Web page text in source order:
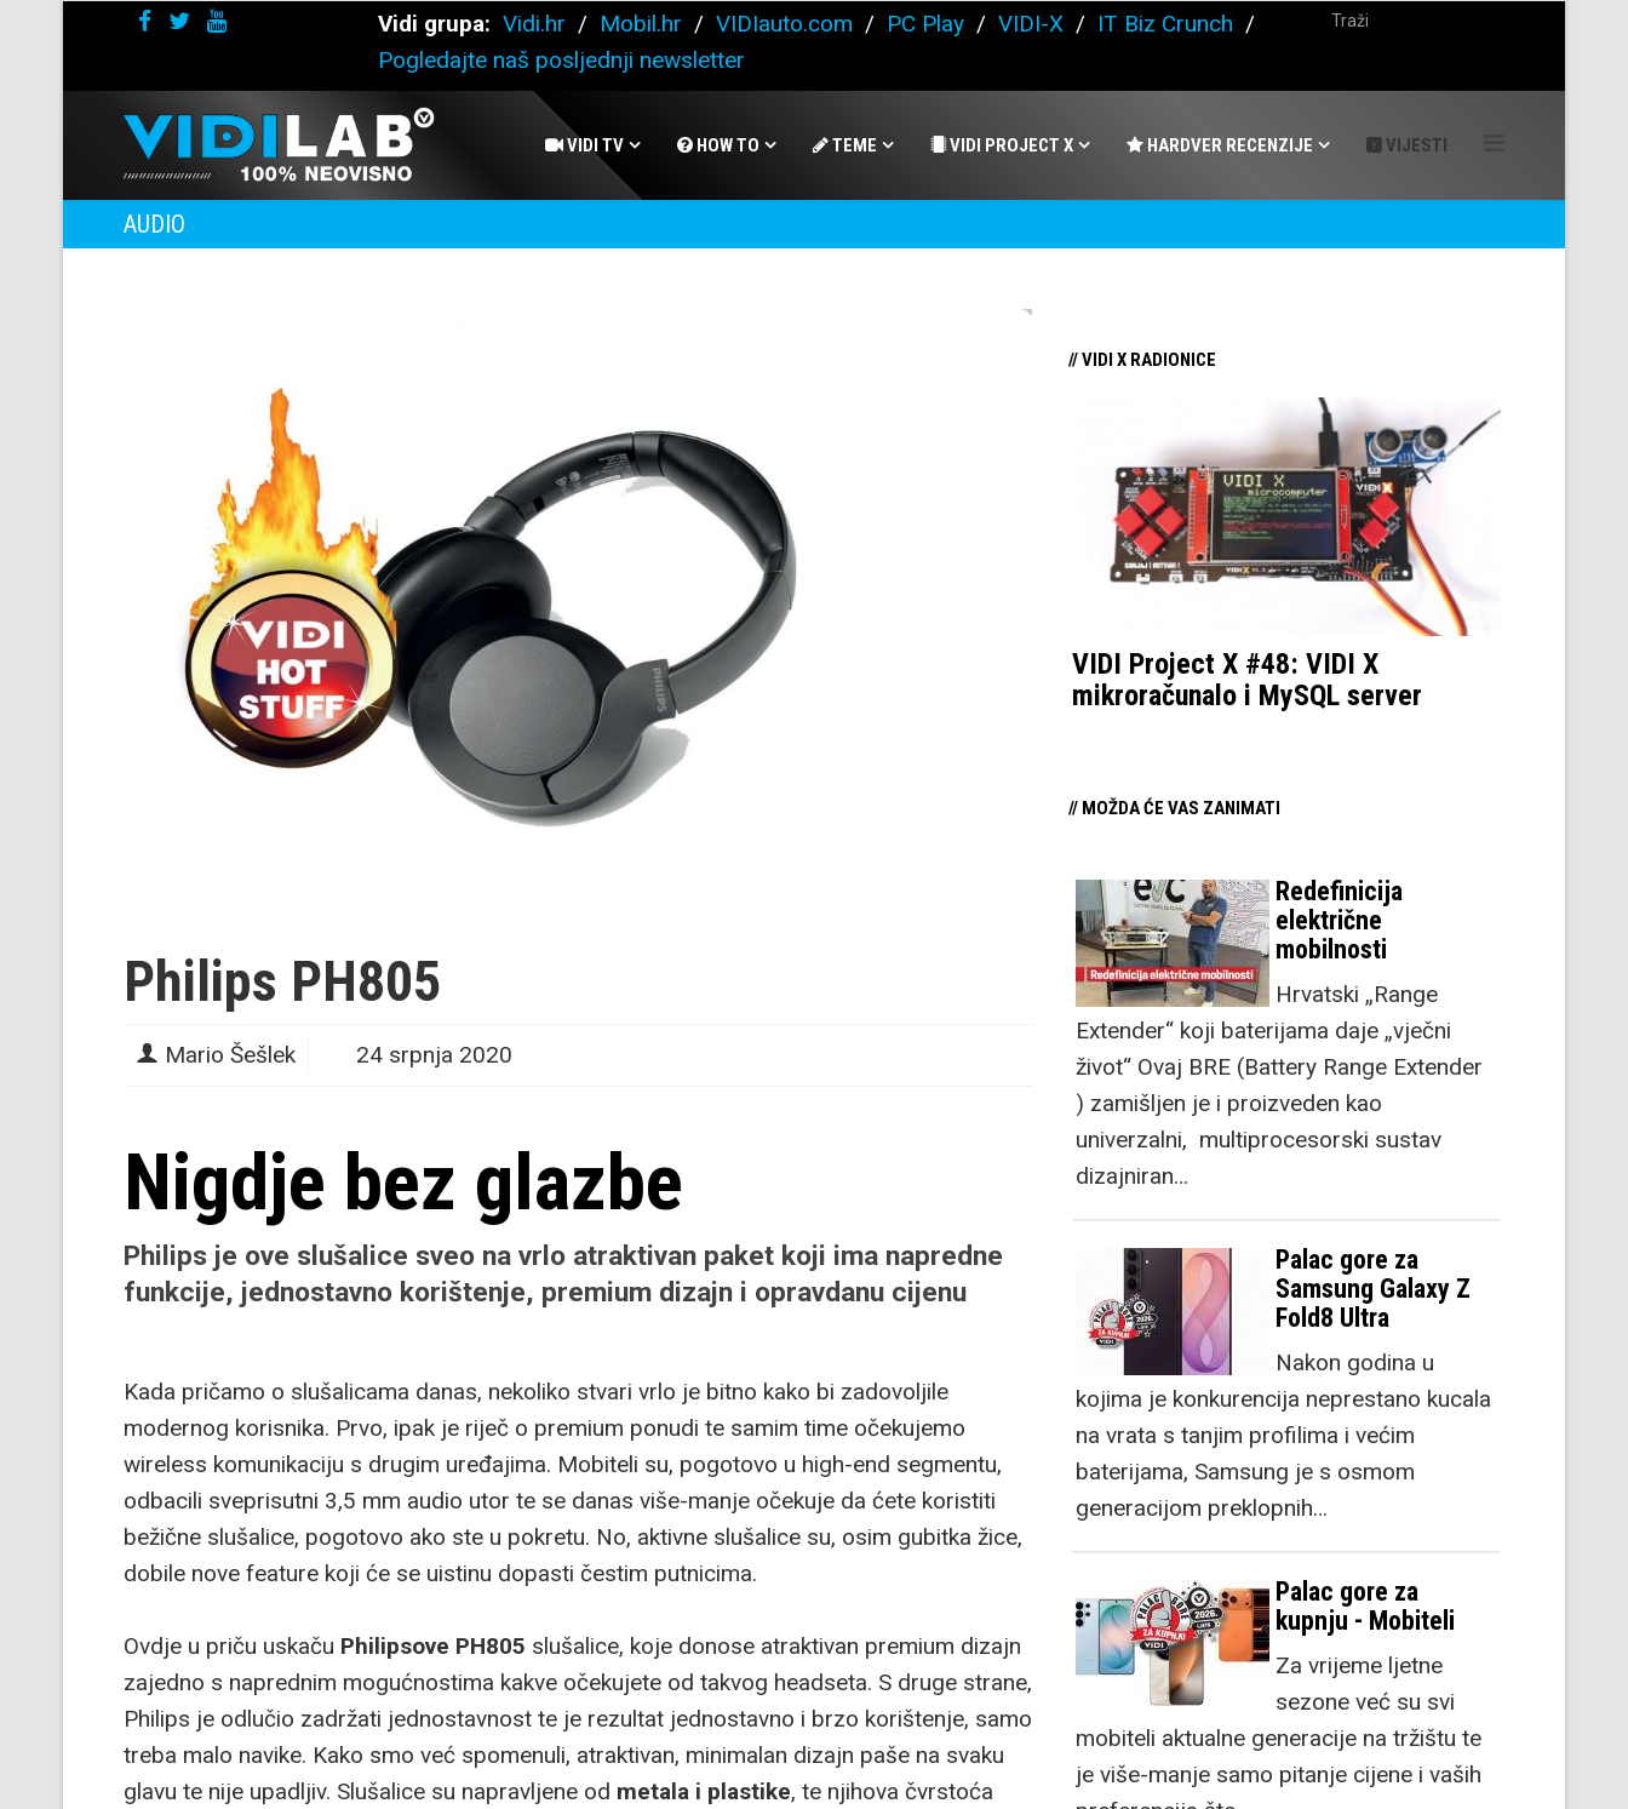
Vidi grupa: Vidi.hr / Mobil.hr / VIDIauto.com / PC Play / VIDI-X / IT Biz Crunch /
Pogledajte naš posljednji newsletter
VIDI TV HOW TO TEME VIDI PROJECT X HARDVER RECENZIJE VIJESTI
AUDIO
Philips PH805
Mario Šešlek 24 srpnja 2020
Nigdje bez glazbe
Philips je ove slušalice sveo na vrlo atraktivan paket koji ima napredne
funkcije, jednostavno korištenje, premium dizajn i opravdanu cijenu
Kada pričamo o slušalicama danas, nekoliko stvari vrlo je bitno kako bi zadovoljile
modernog korisnika. Prvo, ipak je riječ o premium ponudi te samim time očekujemo
wireless komunikaciju s drugim uređajima. Mobiteli su, pogotovo u high-end segmentu,
odbacili sveprisutni 3,5 mm audio utor te se danas više-manje očekuje da ćete koristiti
bežične slušalice, pogotovo ako ste u pokretu. No, aktivne slušalice su, osim gubitka žice,
dobile nove feature koji će se uistinu dopasti čestim putnicima.
Ovdje u priču uskaču Philipsove PH805 slušalice, koje donose atraktivan premium dizajn
zajedno s naprednim mogućnostima kakve očekujete od takvog headseta. S druge strane,
Philips je odlučio zadržati jednostavnost te je rezultat jednostavno i brzo korištenje, samo
treba malo navike. Kako smo već spomenuli, atraktivan, minimalan dizajn paše na svaku
glavu te nije upadljiv. Slušalice su napravljene od metala i plastike, te njihova čvrstoća
// VIDI X RADIONICE
VIDI Project X #48: VIDI X
mikroračunalo i MySQL server
// MOŽDA ĆE VAS ZANIMATI
Redefinicija
električne
mobilnosti
Hrvatski „Range
Extender“ koji baterijama daje „vječni
život“ Ovaj BRE (Battery Range Extender
) zamišljen je i proizveden kao
univerzalni, multiprocesorski sustav
dizajniran…
Palac gore za
Samsung Galaxy Z
Fold8 Ultra
Nakon godina u
kojima je konkurencija neprestano kucala
na vrata s tanjim profilima i većim
baterijama, Samsung je s osmom
generacijom preklopnih…
Palac gore za
kupnju - Mobiteli
Za vrijeme ljetne
sezone već su svi
mobiteli aktualne generacije na tržištu te
je više-manje samo pitanje cijene i vaših